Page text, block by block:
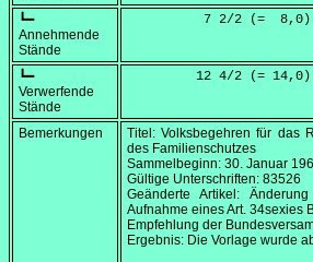
┗━
Annehmende
Stände
          7 2/2 (=
  8,0
)
┗━
Verwerfende
Stände
         12 4/2 (=
14,0 )
Bemerkungen
Titel: Volksbegehren für das
des Familienschutzes
Sammelbeginn: 30. Januar
Gültige Unterschriften: 83526
Geänderte Artikel:
Aufnahme eines Art. 34sexies
Empfehlung der
Ergebnis: Die Vorlage wurde